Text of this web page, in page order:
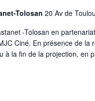
Tolosan 20 Av de
-Tolosan en
Ciné. En présence de
à la fin de la projection, en